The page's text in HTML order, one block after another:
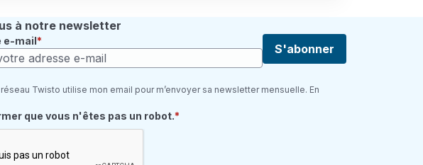
à notre newsletter
e-mail
S'abonner
Twisto utilise mon email pour m’envoyer sa newsletter mensuelle. En
que vous n'êtes pas un robot.